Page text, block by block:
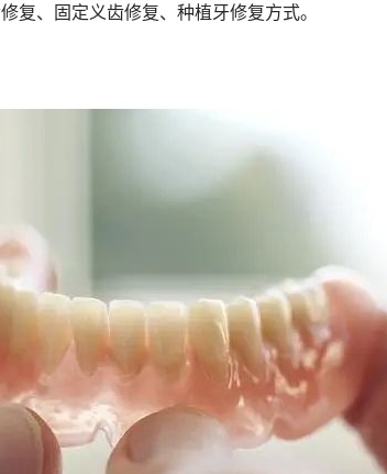
复、固定义齿修复、种植牙修复方式。